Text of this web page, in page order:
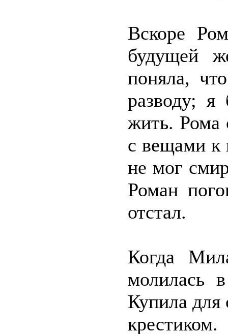
Вскоре
будущей
поняла,
разводу;
жить. Рома
с вещами к
не мог
Роман
отстал.
Когда
молилась
Купила для